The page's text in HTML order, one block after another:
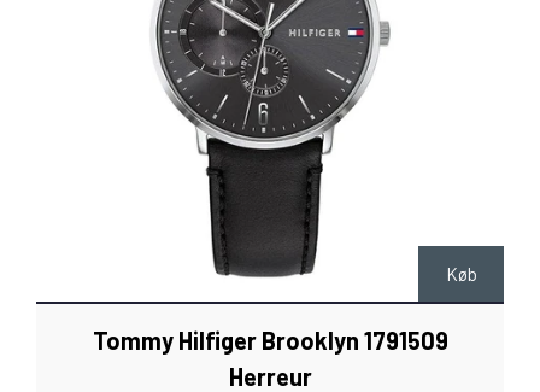
Køb
Tommy Hilfiger Brooklyn 1791509
Herreur